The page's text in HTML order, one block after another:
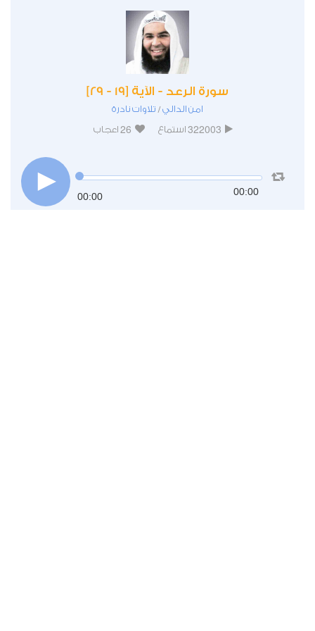
سورة الرعد - الآية [19 - 29]
امن الدالي/ تلاوات نادرة
322003 استماع 26 اعجاب
00:00 00:00